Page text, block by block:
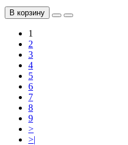
В корзину
1
2
3
4
5
6
7
8
9
>
>|